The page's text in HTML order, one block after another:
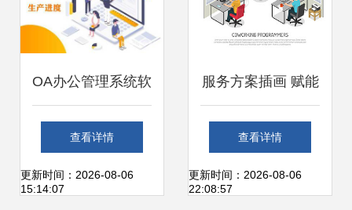
OA办公管理系统软
件定制开发 打造高
效协同的智慧办公
查看详情
更新时间：2026-08-06
15:14:07
服务方案插画 赋能
办公服务软件开发
的视觉叙事
查看详情
更新时间：2026-08-06
22:08:57